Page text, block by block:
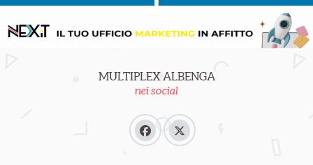
MULTIPLEX ALBENGA
nei social